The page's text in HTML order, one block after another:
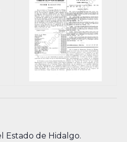
Estado de Hidalgo.